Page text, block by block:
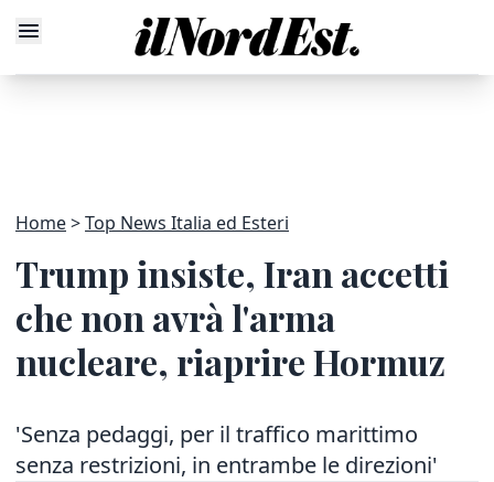
Home Top News Italia ed Esteri
Trump insiste, Iran accetti
che non avrà l'arma
nucleare, riaprire Hormuz
'Senza pedaggi, per il traffico marittimo
senza restrizioni, in entrambe le direzioni'